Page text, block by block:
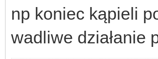
np koniec kąpieli
wadliwe działanie